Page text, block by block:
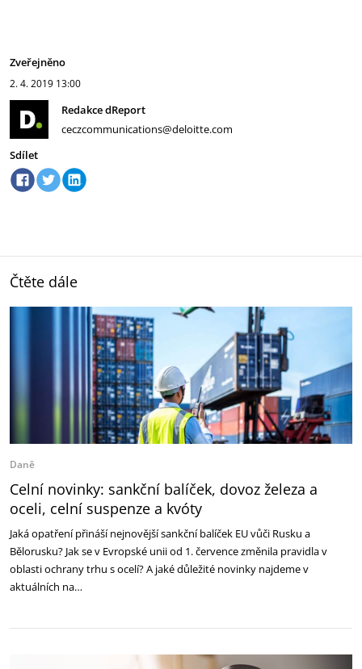
Zveřejněno
2. 4. 2019 13:00
Redakce dReport
ceczcommunications@deloitte.com
Sdílet
Čtěte dále
Daně
Celní novinky: sankční balíček, dovoz železa a
oceli, celní suspenze a kvóty
Jaká opatření přináší nejnovější sankční balíček EU vůči Rusku a
Bělorusku? Jak se v Evropské unii od 1. července změnila pravidla v
oblasti ochrany trhu s ocelí? A jaké důležité novinky najdeme v
aktuálních na…